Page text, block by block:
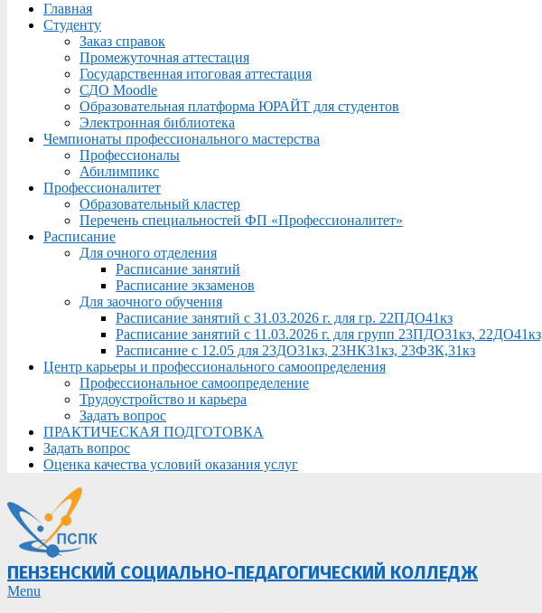
Menu
Главная
Студенту
Заказ справок
Промежуточная аттестация
Государственная итоговая аттестация
СДО Moodle
Образовательная платформа ЮРАЙТ для студентов
Электронная библиотека
Чемпионаты профессионального мастерства
Профессионалы
Абилимпикс
Профессионалитет
Образовательный кластер
Перечень специальностей ФП «Профессионалитет»
Расписание
Для очного отделения
Расписание занятий
Расписание экзаменов
Для заочного обучения
Расписание занятий с 31.03.2026 г. для гр. 22ПДО41кз
Расписание занятий с 11.03.2026 г. для групп 23ПДО31кз,
Расписание с 12.05 для 23ДО31кз, 23НК31кз, 23ФЗК,31кз
Центр карьеры и профессионального самоопределения
Профессиональное самоопределение
Трудоустройство и карьера
Задать вопрос
ПРАКТИЧЕСКАЯ ПОДГОТОВКА
Задать вопрос
Оценка качества условий оказания услуг
ПЕНЗЕНСКИЙ СОЦИАЛЬНО-ПЕДАГОГИЧЕСКИЙ КОЛЛЕДЖ
Primary
Menu